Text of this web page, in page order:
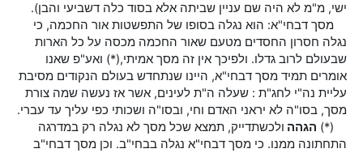
ישי, מ"מ לא היה שם עניין שביתה אלא בסוד כלה דשביעי והבן).
מסך דבחי"א: הוא נגלה בסופו של התפשטות אור החכמה, כי
נגלה חסרון החסדים מטעם שאור החכמה מכסה על כל הארות
שבעולם לרוב גדלו. ולפיכך אין זה מסך אמיתי,(*) ואע"פ שאנו
אומרים תמיד מסך דבחי"א, היינו שנתחדש בעולם הנקודים מסיבת
עליית נה"י לחג"ת : שעלה ה"ת לעינים, אשר אז נעשה שמה צורת
מסך, בסו"ה לא יראני האדם וחי, ובסו"ה ושכותי כפי עליך עד עברי.
(*) הגהה ולכשתדייק, תמצא שכל מסך לא נגלה רק במדרגה
התחתונה ממנו. כי מסך דבחי"א נגלה בבחי"ב. וכן מסך דבחי"ב